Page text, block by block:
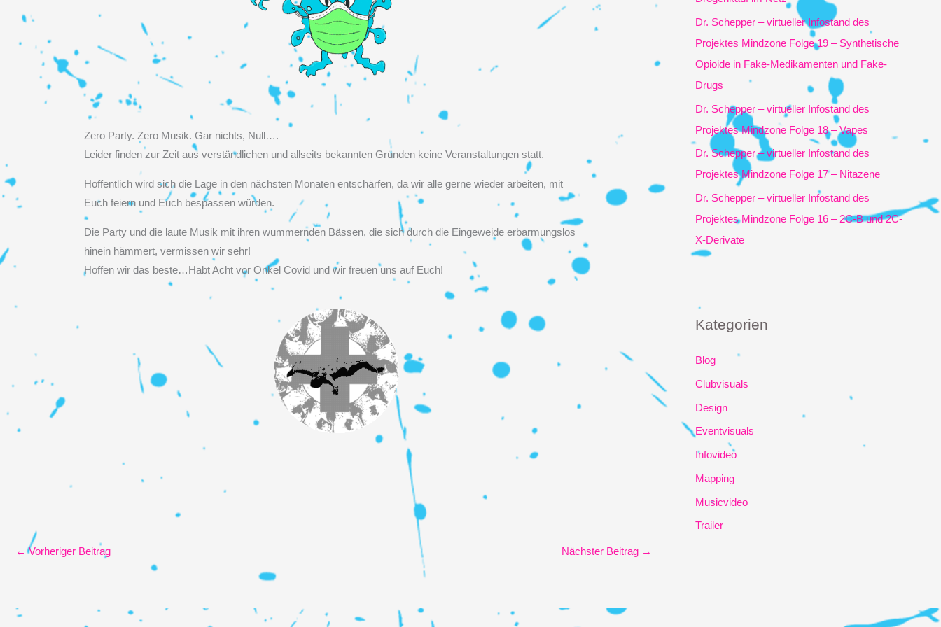
Zero Party. Zero Musik. Gar nichts, Null….
Leider finden zur Zeit aus verständlichen und allseits bekannten Gründen keine Veranstaltungen statt.
Hoffentlich wird sich die Lage in den nächsten Monaten entschärfen, da wir alle gerne wieder arbeiten, mit
Euch feiern und Euch bespassen würden.
Die Party und die laute Musik mit ihren wummernden Bässen, die sich durch die Eingeweide erbarmungslos
hinein hämmert, vermissen wir sehr!
Hoffen wir das beste…Habt Acht vor Onkel Covid und wir freuen uns auf Euch!
← Vorheriger Beitrag Nächster Beitrag →
Dr. Schepper – virtueller Infostand des
Projektes Mindzone Folge 19 – Synthetische
Opioide in Fake-Medikamenten und Fake-
Drugs
Dr. Schepper – virtueller Infostand des
Projektes Mindzone Folge 18 – Vapes
Dr. Schepper – virtueller Infostand des
Projektes Mindzone Folge 17 – Nitazene
Dr. Schepper – virtueller Infostand des
Projektes Mindzone Folge 16 – 2C-B und 2C-
X-Derivate
Kategorien
Blog
Clubvisuals
Design
Eventvisuals
Infovideo
Mapping
Musicvideo
Trailer